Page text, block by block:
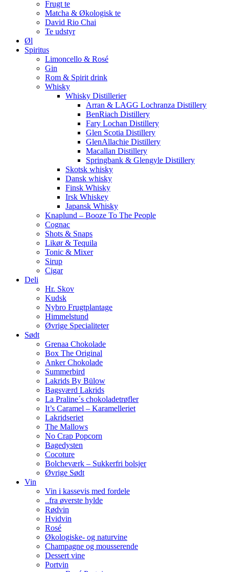
Frugt te
Matcha & Økologisk te
David Rio Chai
Te udstyr
Øl
Spiritus
Limoncello & Rosé
Gin
Rom & Spirit drink
Whisky
Whisky Distillerier
Arran & LAGG Lochranza Distillery
BenRiach Distillery
Fary Lochan Distillery
Glen Scotia Distillery
GlenAllachie Distillery
Macallan Distillery
Springbank & Glengyle Distillery
Skotsk whisky
Dansk whisky
Finsk Whisky
Irsk Whiskey
Japansk Whisky
Knaplund – Booze To The People
Cognac
Shots & Snaps
Likør & Tequila
Tonic & Mixer
Sirup
Cigar
Deli
Hr. Skov
Kudsk
Nybro Frugtplantage
Himmelstund
Øvrige Specialiteter
Sødt
Grenaa Chokolade
Box The Original
Anker Chokolade
Summerbird
Lakrids By Bülow
Bagsværd Lakrids
La Praline´s chokoladetrøfler
It’s Caramel – Karamelleriet
Lakridseriet
The Mallows
No Crap Popcorn
Bagedysten
Cocoture
Bolcheværk – Sukkerfri bolsjer
Øvrige Sødt
Vin
Vin i kassevis med fordele
..fra øverste hylde
Rødvin
Hvidvin
Rosé
Økologiske- og naturvine
Champagne og mousserende
Dessert vine
Portvin